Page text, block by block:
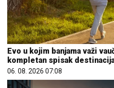
Evo u kojim banjama važi
kompletan spisak
06. 08. 2026 07:08